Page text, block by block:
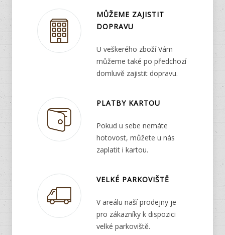
MŮŽEME ZAJISTIT
DOPRAVU
U veškerého zboží Vám
můžeme také po předchozí
domluvě zajistit dopravu.
PLATBY KARTOU
Pokud u sebe nemáte
hotovost, můžete u nás
zaplatit i kartou.
VELKÉ PARKOVIŠTĚ
V areálu naší prodejny je
pro zákazníky k dispozici
velké parkoviště.